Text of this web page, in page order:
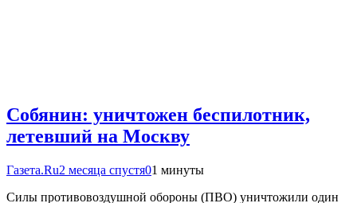
Собянин: уничтожен беспилотник,
летевший на Москву
Газета.Ru2 месяца спустя01 минуты
Силы противовоздушной обороны (ПВО) уничтожили один